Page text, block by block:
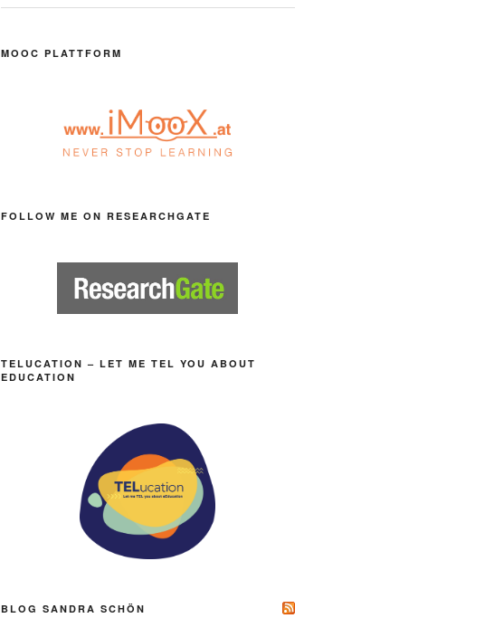
MOOC PLATTFORM
FOLLOW ME ON RESEARCHGATE
TELUCATION – LET ME TEL YOU ABOUT
EDUCATION
BLOG SANDRA SCHÖN